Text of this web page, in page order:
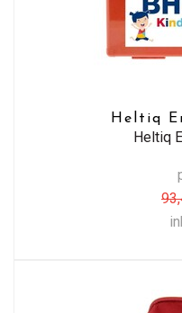
Heltiq
Heltiq